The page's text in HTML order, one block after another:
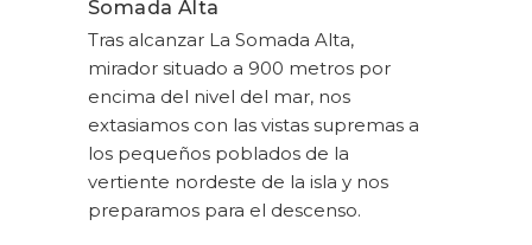
Somada Alta
Tras alcanzar La Somada Alta,
mirador situado a 900 metros por
encima del nivel del mar, nos
extasiamos con las vistas supremas a
los pequeños poblados de la
vertiente nordeste de la isla y nos
preparamos para el descenso.